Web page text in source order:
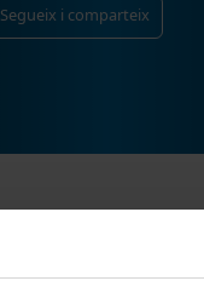
Segueix i comparteix